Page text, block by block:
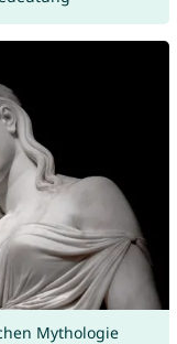
Mythologie